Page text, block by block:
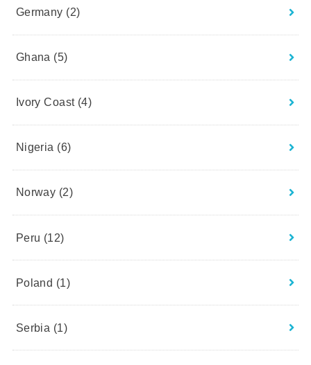
Germany (2)
Ghana (5)
Ivory Coast (4)
Nigeria (6)
Norway (2)
Peru (12)
Poland (1)
Serbia (1)